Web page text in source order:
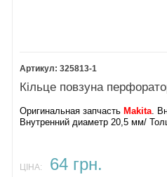
325813-1
Кільце повзуна
Оригинальная запчасть Makita.
Внутренний диаметр 20,5 мм/
ЦІНА: 64 грн.